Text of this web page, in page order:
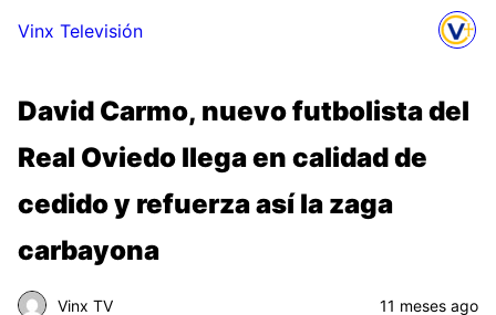
Vinx Televisión
David Carmo, nuevo futbolista del
Real Oviedo llega en calidad de
cedido y refuerza así la zaga
carbayona
Vinx TV 11 meses ago